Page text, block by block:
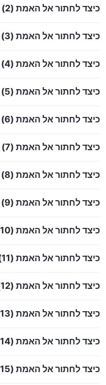
כיצד לחתור אל האמת (2)
כיצד לחתור אל האמת (3)
כיצד לחתור אל האמת (4)
כיצד לחתור אל האמת (5)
כיצד לחתור אל האמת (6)
כיצד לחתור אל האמת (7)
כיצד לחתור אל האמת (8)
כיצד לחתור אל האמת (9)
כיצד לחתור אל האמת (10)
כיצד לחתור אל האמת (11)
כיצד לחתור אל האמת (12)
כיצד לחתור אל האמת (13)
כיצד לחתור אל האמת (14)
כיצד לחתור אל האמת (15)